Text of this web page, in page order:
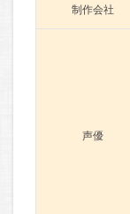
制作会社
声優